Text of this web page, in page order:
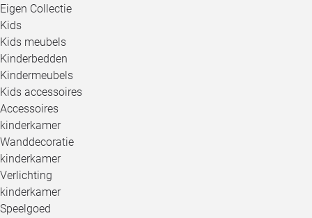
Eigen Collectie
Kids
Kids meubels
Kinderbedden
Kindermeubels
Kids accessoires
Accessoires
kinderkamer
Wanddecoratie
kinderkamer
Verlichting
kinderkamer
Speelgoed